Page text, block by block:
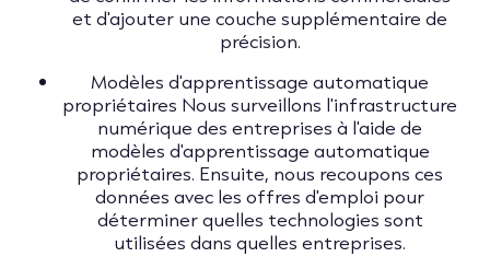
et d'ajouter une couche supplémentaire de
précision.
Modèles d'apprentissage automatique
propriétaires Nous surveillons l'infrastructure
numérique des entreprises à l'aide de
modèles d'apprentissage automatique
propriétaires. Ensuite, nous recoupons ces
données avec les offres d'emploi pour
déterminer quelles technologies sont
utilisées dans quelles entreprises.